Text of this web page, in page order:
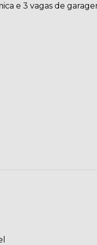
e 3 vagas de